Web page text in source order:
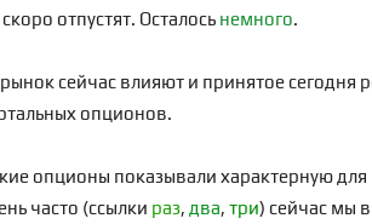
отпустят. Осталось немного.
сейчас влияют и принятое
опционов.
опционы показывали характерную
часто (ссылки раз, два, три) сейчас мы